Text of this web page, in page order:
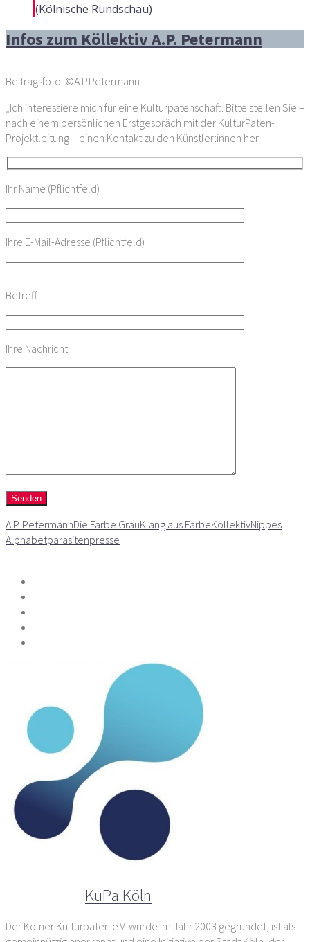
(Kölnische Rundschau)
Infos zum Köllektiv A.P. Petermann
Beitragsfoto: ©A.P.Petermann
„Ich interessiere mich für eine Kulturpatenschaft. Bitte stellen Sie –
nach einem persönlichen Erstgespräch mit der KulturPaten-
Projektleitung – einen Kontakt zu den Künstler:innen her.
Ihr Name (Pflichtfeld)
Ihre E-Mail-Adresse (Pflichtfeld)
Betreff
Ihre Nachricht
A.P. PetermannDie Farbe GrauKlang aus FarbeKöllektivNippes
Alphabetparasitenpresse
KuPa Köln
Der Kölner Kulturpaten e.V. wurde im Jahr 2003 gegründet, ist als